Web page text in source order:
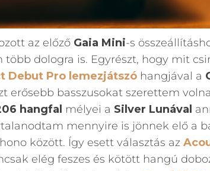
az előző Gaia Mini-s
dologra is. Egyrészt, hogy mit
Debut Pro lemezjátszóhangjával a
erősebb basszusokat szerettem
hangfal mélyei a Silver Lunával
mennyire is jönnek elő a
között. Így esett választás az
elég feszes és kötött hangú